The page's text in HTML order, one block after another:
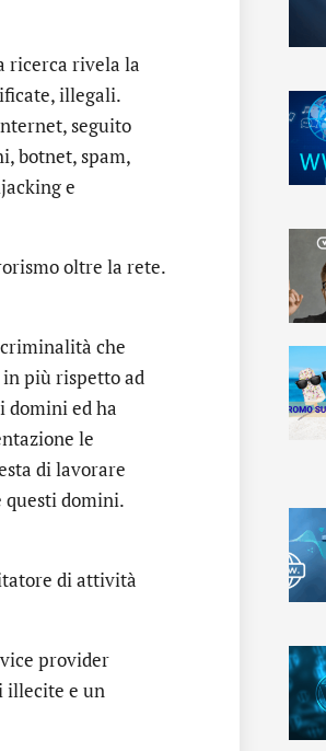
ricerca rivela la
illegali.
seguito
botnet, spam,
e
oltre la rete.
che
più rispetto ad
domini ed ha
le
di lavorare
questi domini.
di attività
provider
illecite e un